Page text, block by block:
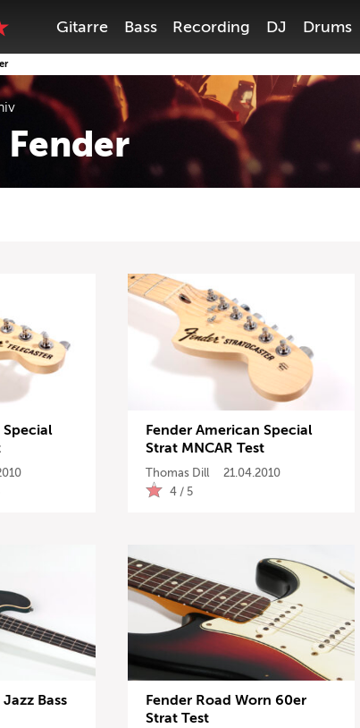
Gitarre Bass Recording DJ Drums
Special
Fender American Special
Strat MNCAR Test
Thomas Dill
21.04.2010
4 / 5
Bass
Fender Road Worn 60er
Strat Test